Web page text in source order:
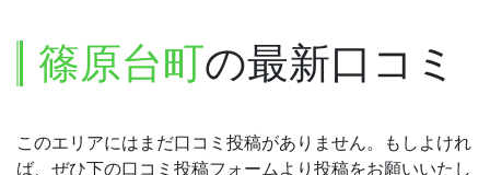
篠原台町の最新口コミ
このエリアにはまだ口コミ投稿がありません。もしよけれ
ば、ぜひ下の口コミ投稿フォームより投稿をお願いいたし